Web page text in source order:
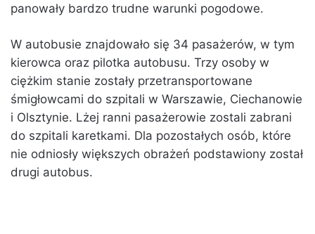
panowały bardzo trudne warunki pogodowe.
W autobusie znajdowało się 34 pasażerów, w tym
kierowca oraz pilotka autobusu. Trzy osoby w
ciężkim stanie zostały przetransportowane
śmigłowcami do szpitali w Warszawie, Ciechanowie
i Olsztynie. Lżej ranni pasażerowie zostali zabrani
do szpitali karetkami. Dla pozostałych osób, które
nie odniosły większych obrażeń podstawiony został
drugi autobus.